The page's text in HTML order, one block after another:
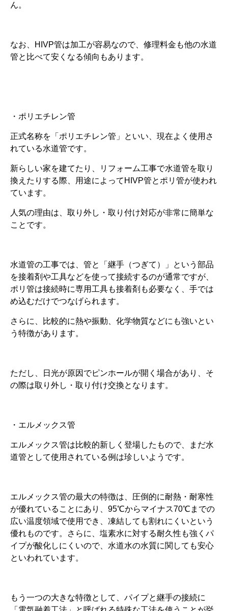
ん。
なお、HIVP管は加工が容易なので、修理料金も他の水道
管と比べて安くなる傾向もあります。
・ポリエチレン管
正式名称を「ポリエチレン管」といい、現在よく使用さ
れている水道管です。
新らしい家を建てたり、リフォーム工事で水道管を取り
換えたりする際、用途によってHIVP管とポリ管が使われ
ています。
人気の理由は、取り外し・取り付け対応が非常に簡単な
ことです。
水道管の工事では、管と「継手（つぎて）」という部品
を接着剤や工具などを使って接続するのが通常ですが、
ポリ管は接続時に専用工具も接着剤も必要なく、手では
め込むだけでつなげられます。
さらに、比較的に熱や振動、化学物質などにも強いとい
う特徴があります。
ただし、日光が原因でピンホールが開く場合があり、そ
の際は取り外し・取り付け交換となります。
・エルメックス管
エルメックス管は比較的新しく登場したもので、まだ水
道管として使用されている例は珍しいようです。
エルメックス管の最大の特徴は、圧倒的に耐熱・耐寒性
が優れていることにあり、95℃からマイナス70℃までの
広い温度領域で使用でき、凍結しても割れにくいという
優れものです。さらに、塩素水に対する耐久性も強くパ
イプが酸化しにくいので、水道水の水質に関しても安心
といわれています。
もう一つの大きな特徴として、パイプと継手の接続に